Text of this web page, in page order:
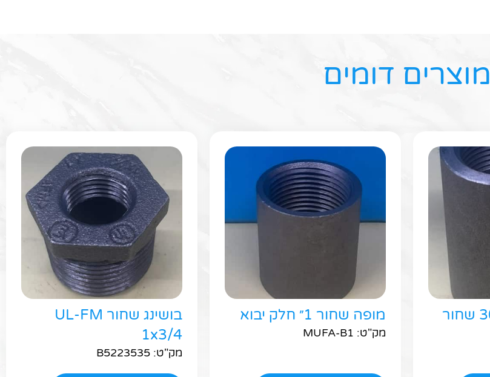
מוצרים דומים
מופה 3/4 3000# שחור
מופה שחור 1״ חלק יבוא
מק"ט: MUFA-B1
בושינג שחור UL-FM
1x3/4
מק"ט: B5223535